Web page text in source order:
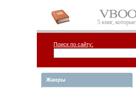
5 книг,
Поиск по сайту:
Жанры